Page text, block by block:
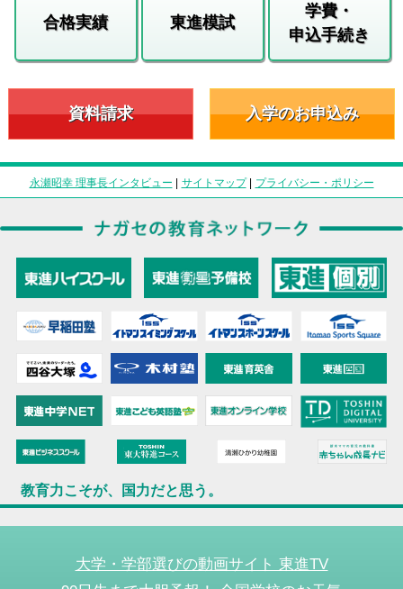
合格実績 東進模試
学費・
申込手続き
資料請求 入学のお申込み
永瀬昭幸 理事長インタビュー | サイトマップ| プライバシー・ポリシー
教育力こそが、国力だと思う。
大学・学部選びの動画サイト 東進TV